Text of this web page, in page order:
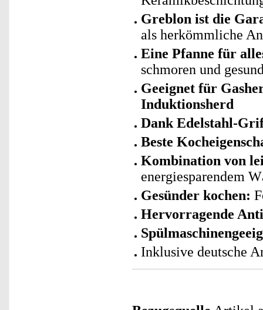
Greblon ist die
als herkömmliche
Eine Pfanne für
schmoren und
Geeignet für
Induktionsherd
Dank Edelstahl-
Beste
Kombination von
energiesparendem
Gesünder kochen:
Hervorragende
Inklusive deutsche